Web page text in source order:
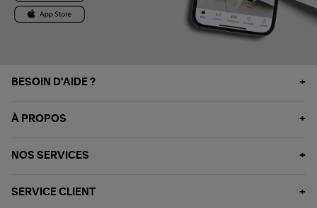
BESOIN D'AIDE ?
À PROPOS
NOS SERVICES
SERVICE CLIENT